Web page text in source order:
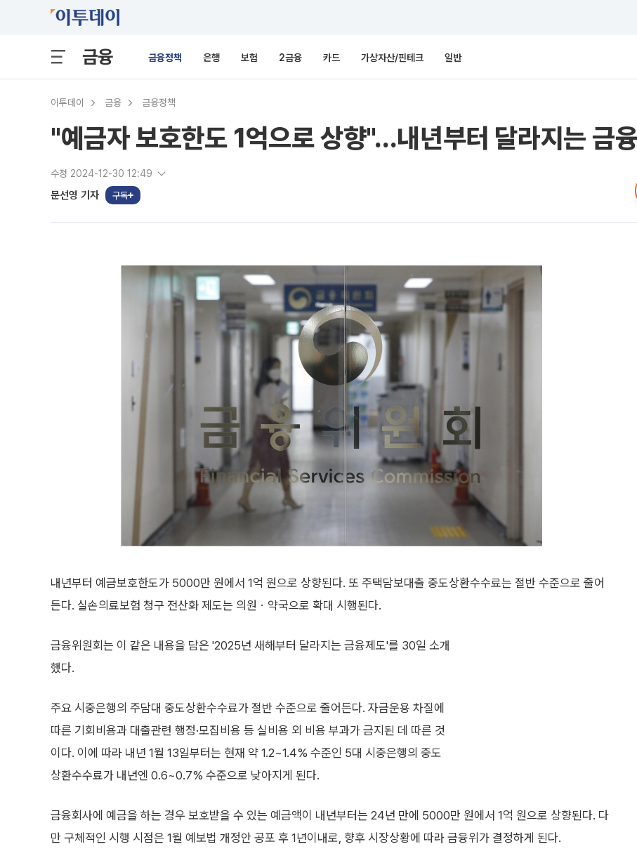
금융 금융정책 은행 보험 2금융 카드 가상자산/핀테크 일반
이투데이 금융 금융정책
"예금자 보호한도 1억으로 상향"…내년부터 달라지는 금
수정 2024-12-30 12:49
문선영 기자 구독
내년부터 예금보호한도가 5000만 원에서 1억 원으로 상향된다. 또 주택담보대출 중도상환수수료는 절반 수준으로 줄어
든다. 실손의료보험 청구 전산화 제도는 의원ㆍ약국으로 확대 시행된다.
금융위원회는 이 같은 내용을 담은 '2025년 새해부터 달라지는 금융제도'를 30일 소개
했다.
주요 시중은행의 주담대 중도상환수수료가 절반 수준으로 줄어든다. 자금운용 차질에
따른 기회비용과 대출관련 행정·모집비용 등 실비용 외 비용 부과가 금지된 데 따른 것
이다. 이에 따라 내년 1월 13일부터는 현재 약 1.2~1.4% 수준인 5대 시중은행의 중도
상환수수료가 내년엔 0.6~0.7% 수준으로 낮아지게 된다.
금융회사에 예금을 하는 경우 보호받을 수 있는 예금액이 내년부터는 24년 만에 5000만 원에서 1억 원으로 상향된다. 다
만 구체적인 시행 시점은 1월 예보법 개정안 공포 후 1년이내로, 향후 시장상황에 따라 금융위가 결정하게 된다.